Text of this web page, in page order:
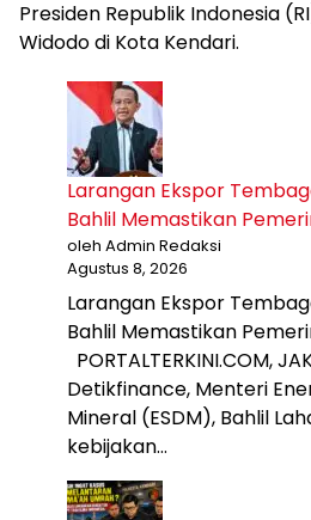
Presiden Republik Indonesia
Widodo di Kota Kendari.
Larangan Ekspor
Bahlil Memastikan
oleh Admin Redaksi
Agustus 8, 2026
Larangan Ekspor
Bahlil Memastikan
PORTALTERKINI.COM,
Detikfinance, Menteri
Mineral (ESDM), Bahlil
kebijakan…